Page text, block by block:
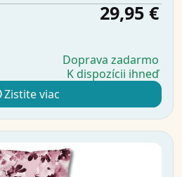
29,95 €
Doprava zadarmo
K dispozícii ihneď
Zistite viac